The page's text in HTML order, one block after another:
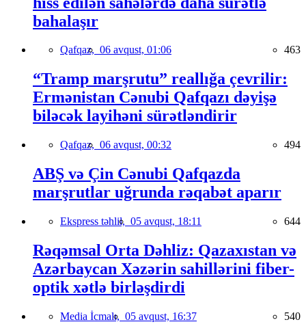
bahalaşır
Qafqaz, 06 avqust, 01:06 463
“Tramp marşrutu” reallığa çevrilir:
Ermənistan Cənubi Qafqazı dəyişə
biləcək layihəni sürətləndirir
Qafqaz, 06 avqust, 00:32 494
ABŞ və Çin Cənubi Qafqazda
marşrutlar uğrunda rəqabət aparır
Ekspress təhlil, 05 avqust, 18:11 644
Rəqəmsal Orta Dəhliz: Qazaxıstan və
Azərbaycan Xəzərin sahillərini fiber-
optik xətlə birləşdirdi
Media İcmalı, 05 avqust, 16:37 540